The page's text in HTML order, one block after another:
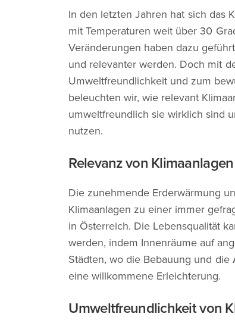
In den letzten Jahren hat sich das
mit Temperaturen weit über 30
Veränderungen haben dazu
und relevanter werden. Doch mit
Umweltfreundlichkeit und zum
beleuchten wir, wie relevant
umweltfreundlich sie wirklich sind
nutzen.
Relevanz von
Die zunehmende Erderwärmung
Klimaanlagen zu einer immer
in Österreich. Die Lebensqualität
werden, indem Innenräume auf
Städten, wo die Bebauung und die
eine willkommene Erleichterung.
Umweltfreundlichkeit von